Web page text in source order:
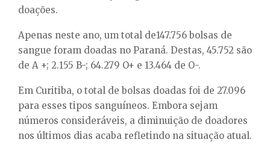
doações.
Apenas neste ano, um total de147.756 bolsas de
sangue foram doadas no Paraná. Destas, 45.752 são
de A +; 2.155 B-; 64.279 O+ e 13.464 de O-.
Em Curitiba, o total de bolsas doadas foi de 27.096
para esses tipos sanguíneos. Embora sejam
números consideráveis, a diminuição de doadores
nos últimos dias acaba refletindo na situação atual.